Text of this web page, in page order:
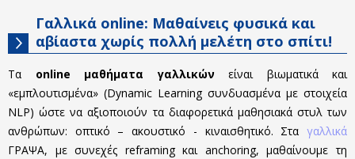
Γαλλικά online: Μαθαίνεις φυσικά και
αβίαστα χωρίς πολλή μελέτη στο σπίτι!
Τα online μαθήματα γαλλικώνείναι βιωματικά και
«εμπλουτισμένα» (Dynamic Learning συνδυασμένα με στοιχεία
NLP) ώστε να αξιοποιούν τα διαφορετικά μαθησιακά στυλ των
ανθρώπων: οπτικό – ακουστικό - κιναισθητικό. Στα γαλλικά
ΓΡΑΨΑ, με συνεχές reframing και anchoring, μαθαίνουμε τη